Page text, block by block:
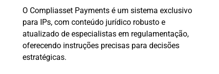
O Compliasset Payments é um sistema exclusivo
para IPs, com conteúdo jurídico robusto e
atualizado de especialistas em regulamentação,
oferecendo instruções precisas para decisões
estratégicas.